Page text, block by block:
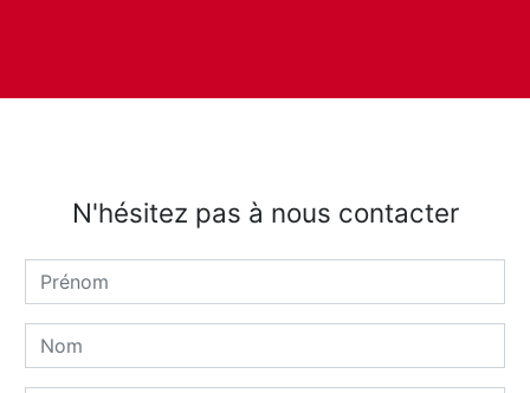
N'hésitez pas à nous contacter